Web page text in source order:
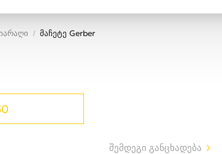
მაჩეტე Gerber
შემდეგი განცხადება